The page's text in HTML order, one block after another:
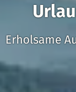
Erholsame